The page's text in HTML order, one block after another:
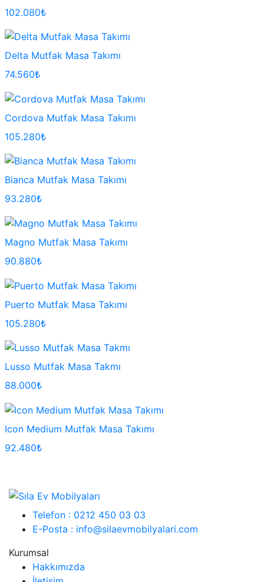
102.080₺
Delta Mutfak Masa Takımı
74.560₺
Cordova Mutfak Masa Takımı
105.280₺
Bianca Mutfak Masa Takımı
93.280₺
Magno Mutfak Masa Takımı
90.880₺
Puerto Mutfak Masa Takımı
105.280₺
Lusso Mutfak Masa Takmı
88.000₺
Icon Medium Mutfak Masa Takımı
92.480₺
Telefon : 0212 450 03 03
E-Posta : info@silaevmobilyalari.com
Kurumsal
Hakkımızda